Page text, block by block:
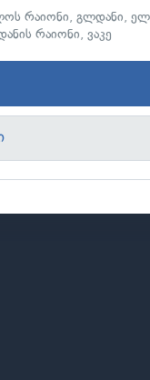
რაიონი, გლდანი,
რაიონი, ვაკე